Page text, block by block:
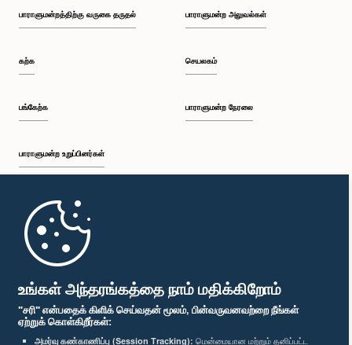
உங்கள் அந்தரங்கத்தை நாம் மதிக்கிறோம்
"சரி" என்பதைக் கிளிக் செய்வதன் மூலம், பின்வருவனவற்றை நீங்கள்
ஏற்றுக் கொள்கிறீர்கள்:
அமர்வு கண்காணிப்பு (Session Tracking): மென்மையான மற்றும் தனிப்பட்ட
பாராளுமன்றத்திற்கு வருகை தருதல்
கற்க
பங்கேற்க
பாராளுமன்ற உறுப்பினர்கள்
முதற்பக்கம்
பாராளுமன்ற அலுவல்கள்
செயலகம்
பாராளுமன்ற நேரலை
பாராளுமன்ற கையடக்க செயலி